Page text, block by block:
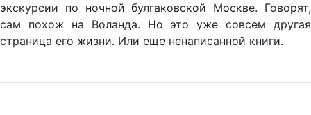
экскурсии по ночной булгаковской Москве. Говорят,
сам похож на Воланда. Но это уже совсем другая
страница его жизни. Или еще ненаписанной книги.